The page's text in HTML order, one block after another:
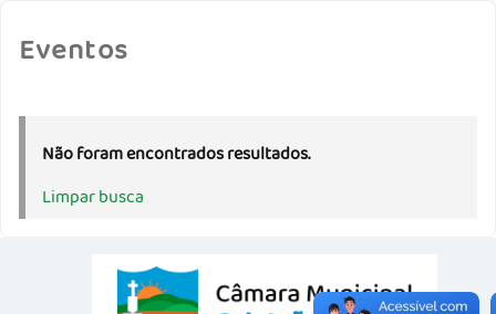
Eventos
Não foram encontrados resultados.
Limpar busca